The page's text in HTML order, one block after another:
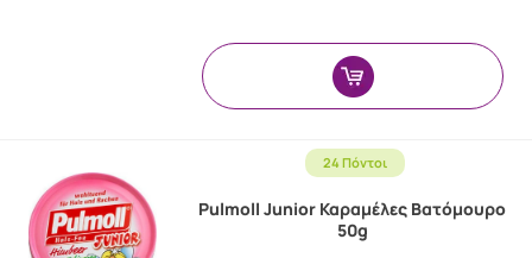
24 Πόντοι
Pulmoll Junior Καραμέλες Βατόμουρο
50g